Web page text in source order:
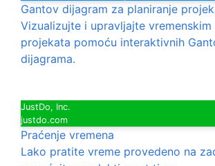
Gantov dijagram za planiranje
Vizualizujte i upravljajte vremenskim
projekata pomoću interaktivnih
dijagrama.
JustDo, Inc.
justdo.com
Praćenje vremena
Lako pratite vreme provedeno na